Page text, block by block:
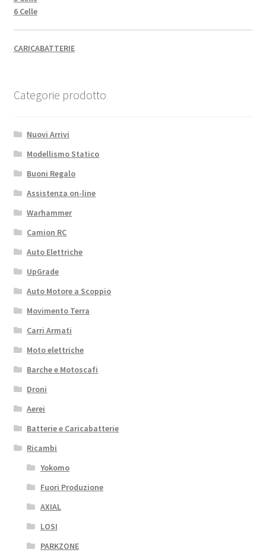
6 Celle
CARICABATTERIE
Categorie prodotto
Nuovi Arrivi
Modellismo Statico
Buoni Regalo
Assistenza on-line
Warhammer
Camion RC
Auto Elettriche
UpGrade
Auto Motore a Scoppio
Movimento Terra
Carri Armati
Moto elettriche
Barche e Motoscafi
Droni
Aerei
Batterie e Caricabatterie
Ricambi
Yokomo
Fuori Produzione
AXIAL
LOSI
PARKZONE